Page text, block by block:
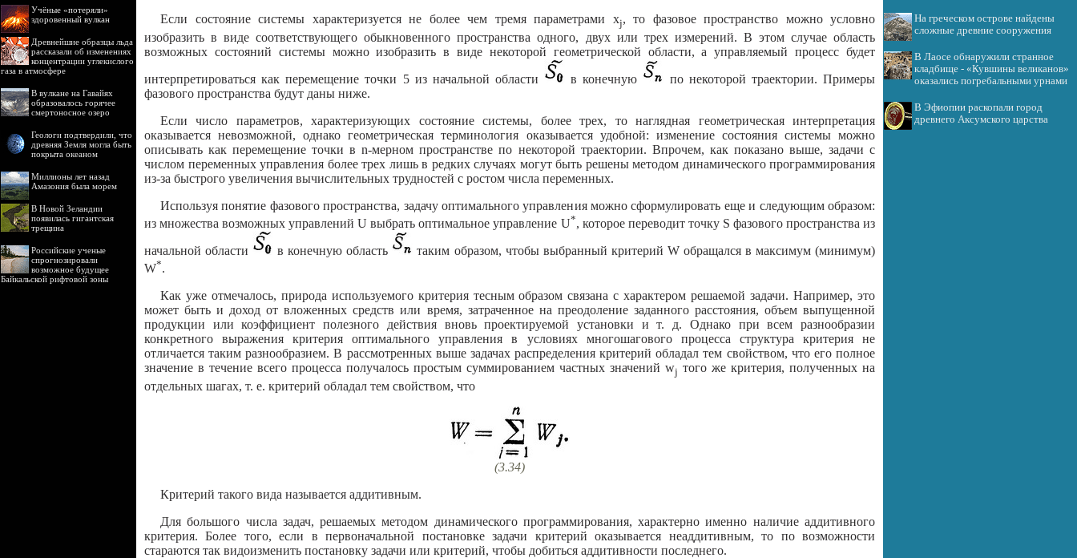
Учёные «потеряли»
здоровенный вулкан
Древнейшие образцы льда
рассказали об изменениях
концентрации углекислого
газа в атмосфере
В вулкане на Гавайях
образовалось горячее
смертоносное озеро
Геологи подтвердили, что
древняя Земля могла быть
покрыта океаном
Миллионы лет назад
Амазония была морем
В Новой Зеландии
появилась гигантская
трещина
Российские ученые
спрогнозировали
возможное будущее
Байкальской рифтовой зоны
Если состояние системы характеризуется не более чем тремя параметрами xj, то фазовое пространство можно условно
изобразить в виде соответствующего обыкновенного пространства одного, двух или трех измерений. В этом случае область
возможных состояний системы можно изобразить в виде некоторой геометрической области, а управляемый процесс будет
интерпретироваться как перемещение точки 5 из начальной области
в конечную
по некоторой траектории. Примеры
фазового пространства будут даны ниже.
Если число параметров, характеризующих состояние системы, более трех, то наглядная геометрическая интерпретация
оказывается невозможной, однако геометрическая терминология оказывается удобной: изменение состояния системы можно
описывать как перемещение точки в n-мерном пространстве по некоторой траектории. Впрочем, как показано выше, задачи с
числом переменных управления более трех лишь в редких случаях могут быть решены методом динамического программирования
из-за быстрого увеличения вычислительных трудностей с ростом числа переменных.
Используя понятие фазового пространства, задачу оптимального управления можно сформулировать еще и следующим образом:
из множества возможных управлений U выбрать оптимальное управление U*, которое переводит точку S фазового пространства из
начальной области
в конечную область
таким образом, чтобы выбранный критерий W обращался в максимум (минимум)
W*.
Как уже отмечалось, природа используемого критерия тесным образом связана с характером решаемой задачи. Например, это
может быть и доход от вложенных средств или время, затраченное на преодоление заданного расстояния, объем выпущенной
продукции или коэффициент полезного действия вновь проектируемой установки и т. д. Однако при всем разнообразии
конкретного выражения критерия оптимального управления в условиях многошагового процесса структура критерия не
отличается таким разнообразием. В рассмотренных выше задачах распределения критерий обладал тем свойством, что его полное
значение в течение всего процесса получалось простым суммированием частных значений wj того же критерия, полученных на
отдельных шагах, т. е. критерий обладал тем свойством, что
(3.34)
Критерий такого вида называется аддитивным.
Для большого числа задач, решаемых методом динамического программирования, характерно именно наличие аддитивного
критерия. Более того, если в первоначальной постановке задачи критерий оказывается неаддитивным, то по возможности
стараются так видоизменить постановку задачи или критерий, чтобы добиться аддитивности последнего.
На греческом острове найдены
сложные древние сооружения
В Лаосе обнаружили странное
кладбище - «Кувшины великанов»
оказались погребальными урнами
В Эфиопии раскопали город
древнего Аксумского царства